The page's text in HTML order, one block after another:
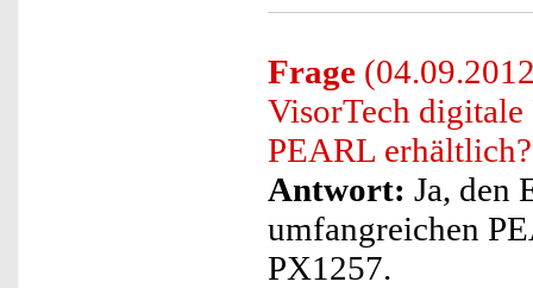
Frage
VisorTech digitale
PEARL erhältlich?
Antwort: Ja, den
umfangreichen
PX1257.